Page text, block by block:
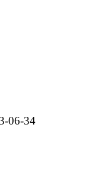
06-34